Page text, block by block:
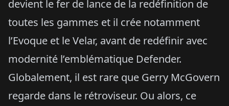
devient le fer de lance de la redéfinition de
toutes les gammes et il crée notamment
l’Evoque et le Velar, avant de redéfinir avec
modernité l’emblématique Defender.
Globalement, il est rare que Gerry McGovern
regarde dans le rétroviseur. Ou alors, ce